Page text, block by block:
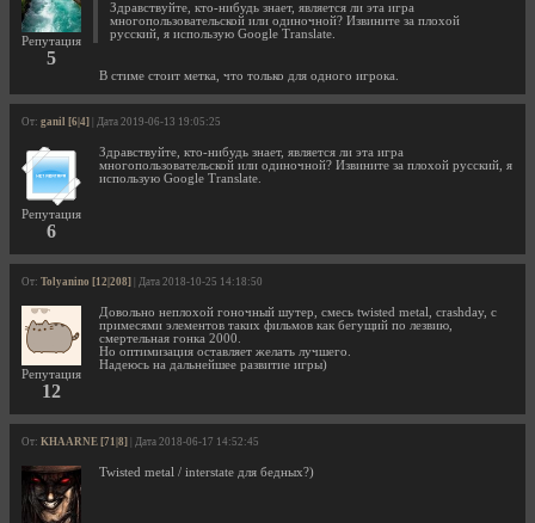
Репутация
5
Здравствуйте, кто-нибудь знает, является ли эта игра
многопользовательской или одиночной? Извините за плохой
русский, я использую Google Translate.
В стиме стоит метка, что только для одного игрока.
От: ganil [6|4] | Дата 2019-06-13 19:05:25
Репутация
6
Здравствуйте, кто-нибудь знает, является ли эта игра
многопользовательской или одиночной? Извините за плохой русский, я
использую Google Translate.
От: Tolyanino [12|208] | Дата 2018-10-25 14:18:50
Репутация
12
Довольно неплохой гоночный шутер, смесь twisted metal, crashday, с
примесями элементов таких фильмов как бегущий по лезвию,
смертельная гонка 2000.
Но оптимизация оставляет желать лучшего.
Надеюсь на дальнейшее развитие игры)
От: KHAARNE [71|8] | Дата 2018-06-17 14:52:45
Twisted metal / interstate для бедных?)